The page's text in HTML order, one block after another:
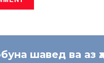
шавед ва аз